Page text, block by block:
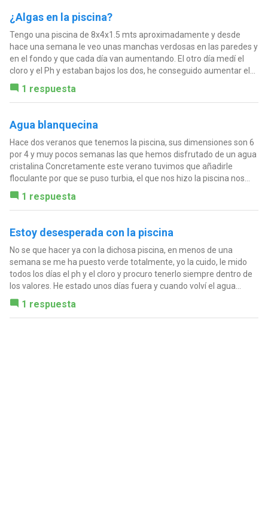
¿Algas en la piscina?
Tengo una piscina de 8x4x1.5 mts aproximadamente y desde
hace una semana le veo unas manchas verdosas en las paredes y
en el fondo y que cada día van aumentando. El otro día medí el
cloro y el Ph y estaban bajos los dos, he conseguido aumentar el...
1 respuesta
Agua blanquecina
Hace dos veranos que tenemos la piscina, sus dimensiones son 6
por 4 y muy pocos semanas las que hemos disfrutado de un agua
cristalina Concretamente este verano tuvimos que añadirle
floculante por que se puso turbia, el que nos hizo la piscina nos...
1 respuesta
Estoy desesperada con la piscina
No se que hacer ya con la dichosa piscina, en menos de una
semana se me ha puesto verde totalmente, yo la cuido, le mido
todos los días el ph y el cloro y procuro tenerlo siempre dentro de
los valores. He estado unos días fuera y cuando volví el agua...
1 respuesta